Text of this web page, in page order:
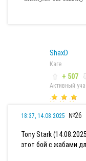
ShaxD
Каге
+ 507
Активный
18:37, 14.08.2025 №26
Tony Stark
этот бой с жабами